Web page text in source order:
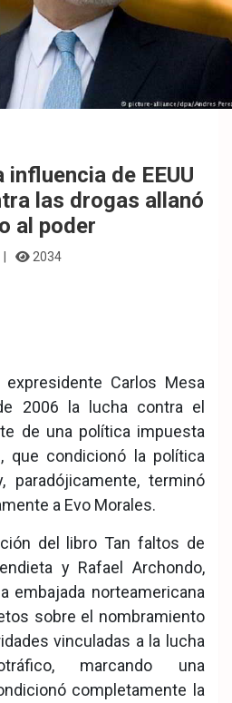
de EEUU
las drogas allanó
al poder
2034
expresidente Carlos Mesa
2006 la lucha contra el
de una política impuesta
que condicionó la política
paradójicamente, terminó
a Evo Morales.
del libro Tan faltos de
y Rafael Archondo,
embajada norteamericana
sobre el nombramiento
vinculadas a la lucha
marcando una
completamente la